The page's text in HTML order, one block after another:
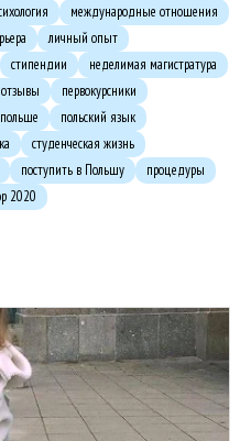
международные отношения
личный опыт
стипендии
неделимая магистратура
отзывы
первокурсники
польский язык
студенческая жизнь
поступить в Польшу
процедуры
2020